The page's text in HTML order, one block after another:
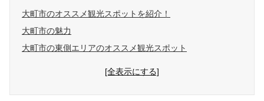
大町市のオススメ観光スポットを紹介！
大町市の魅力
大町市の東側エリアのオススメ観光スポット
[全表示にする]